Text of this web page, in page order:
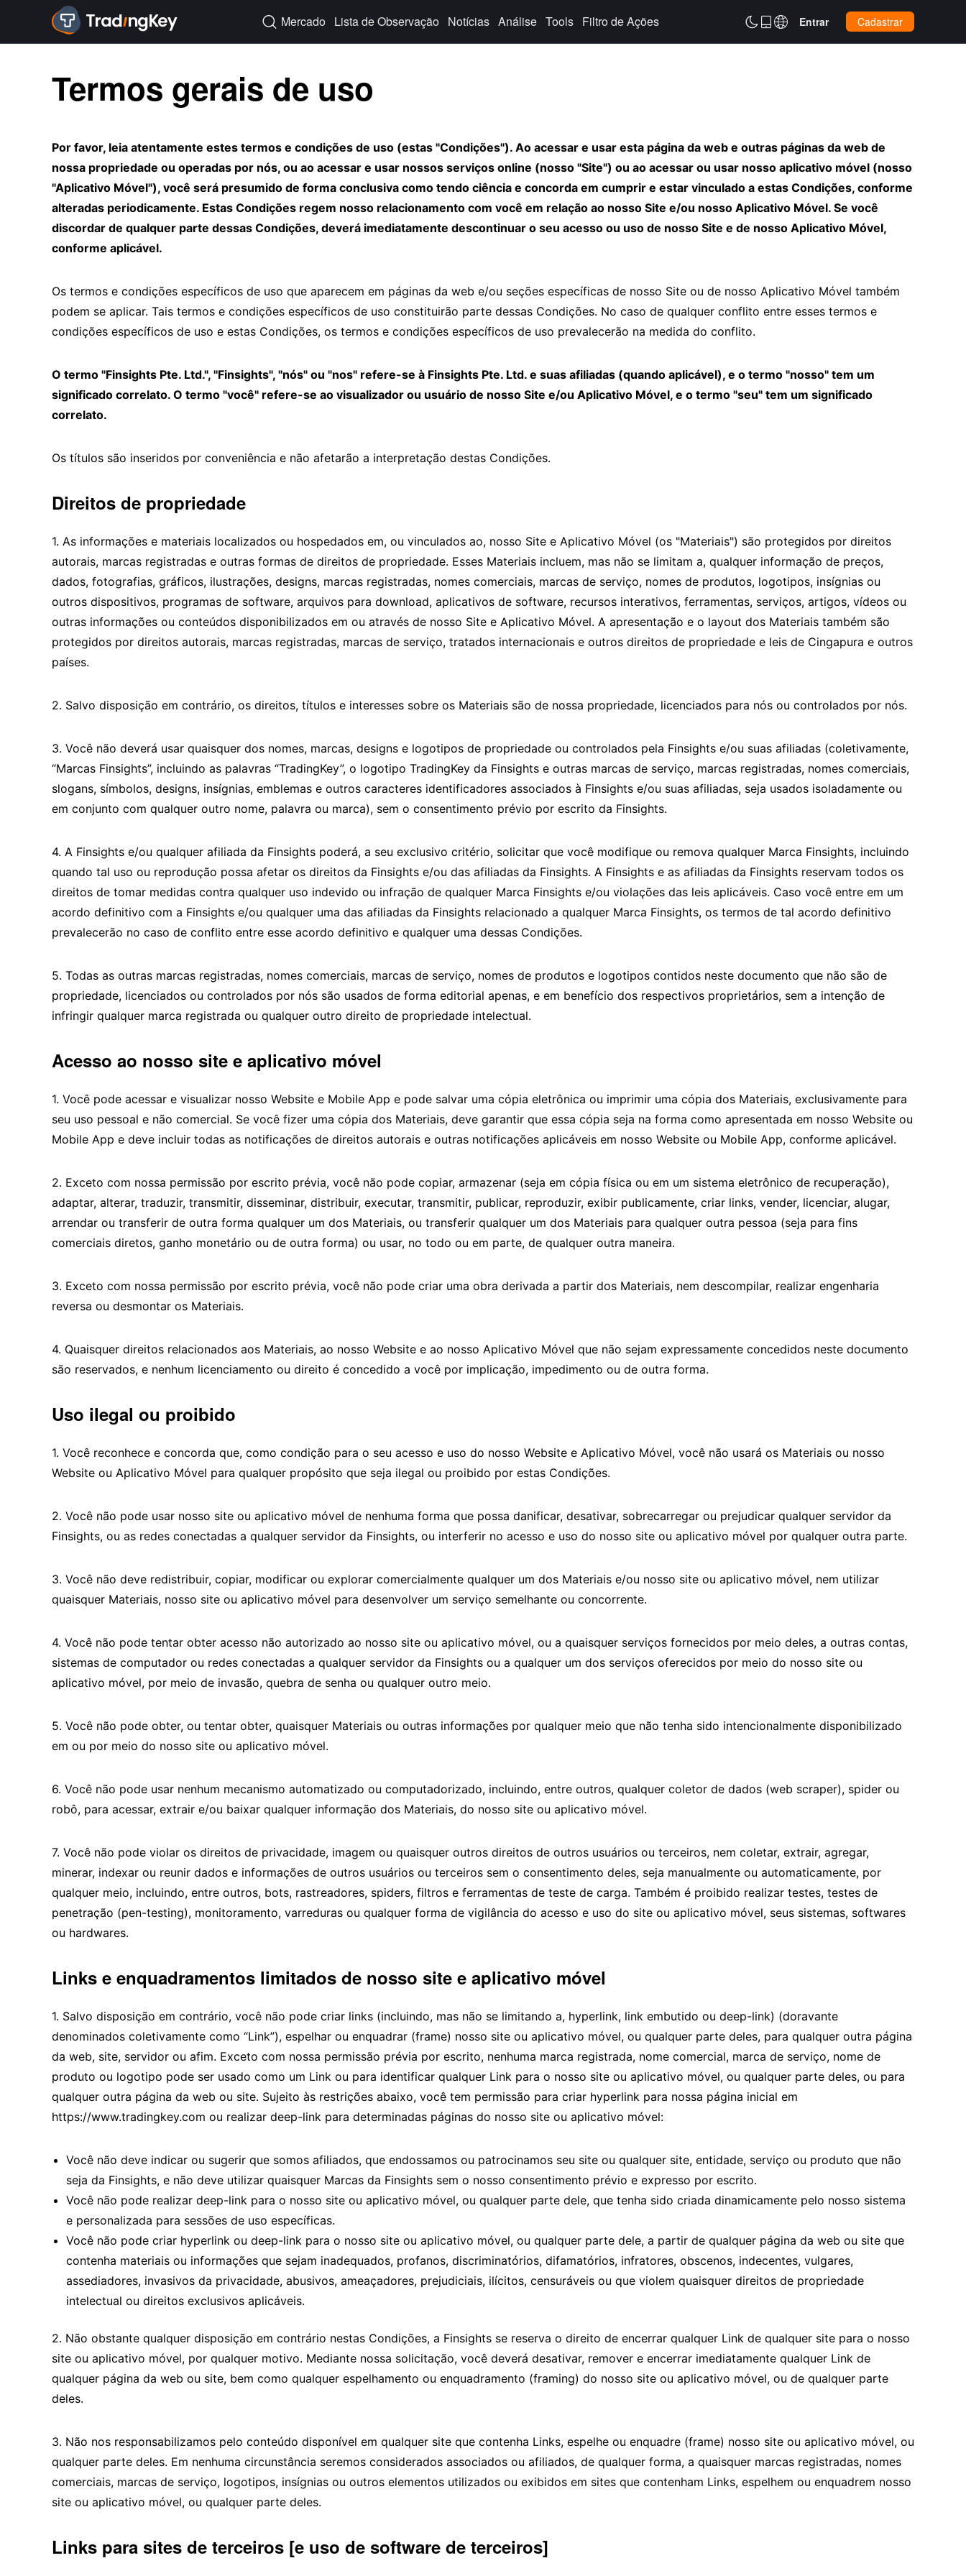
 Mercado Lista de Observação Notícias Análise Tools Filtro de Ações  Entrar Cadastrar
Termos gerais de uso
Por favor, leia atentamente estes termos e condições de uso (estas "Condições"). Ao acessar e usar esta página da web e outras páginas da web de
nossa propriedade ou operadas por nós, ou ao acessar e usar nossos serviços online (nosso "Site") ou ao acessar ou usar nosso aplicativo móvel (nosso
"Aplicativo Móvel"), você será presumido de forma conclusiva como tendo ciência e concorda em cumprir e estar vinculado a estas Condições, conforme
alteradas periodicamente. Estas Condições regem nosso relacionamento com você em relação ao nosso Site e/ou nosso Aplicativo Móvel. Se você
discordar de qualquer parte dessas Condições, deverá imediatamente descontinuar o seu acesso ou uso de nosso Site e de nosso Aplicativo Móvel,
conforme aplicável.
Os termos e condições específicos de uso que aparecem em páginas da web e/ou seções específicas de nosso Site ou de nosso Aplicativo Móvel também
podem se aplicar. Tais termos e condições específicos de uso constituirão parte dessas Condições. No caso de qualquer conflito entre esses termos e
condições específicos de uso e estas Condições, os termos e condições específicos de uso prevalecerão na medida do conflito.
O termo "Finsights Pte. Ltd.", "Finsights", "nós" ou "nos" refere-se à Finsights Pte. Ltd. e suas afiliadas (quando aplicável), e o termo "nosso" tem um
significado correlato. O termo "você" refere-se ao visualizador ou usuário de nosso Site e/ou Aplicativo Móvel, e o termo "seu" tem um significado
correlato.
Os títulos são inseridos por conveniência e não afetarão a interpretação destas Condições.
Direitos de propriedade
1. As informações e materiais localizados ou hospedados em, ou vinculados ao, nosso Site e Aplicativo Móvel (os "Materiais") são protegidos por direitos
autorais, marcas registradas e outras formas de direitos de propriedade. Esses Materiais incluem, mas não se limitam a, qualquer informação de preços,
dados, fotografias, gráficos, ilustrações, designs, marcas registradas, nomes comerciais, marcas de serviço, nomes de produtos, logotipos, insígnias ou
outros dispositivos, programas de software, arquivos para download, aplicativos de software, recursos interativos, ferramentas, serviços, artigos, vídeos ou
outras informações ou conteúdos disponibilizados em ou através de nosso Site e Aplicativo Móvel. A apresentação e o layout dos Materiais também são
protegidos por direitos autorais, marcas registradas, marcas de serviço, tratados internacionais e outros direitos de propriedade e leis de Cingapura e outros
países.
2. Salvo disposição em contrário, os direitos, títulos e interesses sobre os Materiais são de nossa propriedade, licenciados para nós ou controlados por nós.
3. Você não deverá usar quaisquer dos nomes, marcas, designs e logotipos de propriedade ou controlados pela Finsights e/ou suas afiliadas (coletivamente,
“Marcas Finsights”, incluindo as palavras “TradingKey”, o logotipo TradingKey da Finsights e outras marcas de serviço, marcas registradas, nomes comerciais,
slogans, símbolos, designs, insígnias, emblemas e outros caracteres identificadores associados à Finsights e/ou suas afiliadas, seja usados isoladamente ou
em conjunto com qualquer outro nome, palavra ou marca), sem o consentimento prévio por escrito da Finsights.
4. A Finsights e/ou qualquer afiliada da Finsights poderá, a seu exclusivo critério, solicitar que você modifique ou remova qualquer Marca Finsights, incluindo
quando tal uso ou reprodução possa afetar os direitos da Finsights e/ou das afiliadas da Finsights. A Finsights e as afiliadas da Finsights reservam todos os
direitos de tomar medidas contra qualquer uso indevido ou infração de qualquer Marca Finsights e/ou violações das leis aplicáveis. Caso você entre em um
acordo definitivo com a Finsights e/ou qualquer uma das afiliadas da Finsights relacionado a qualquer Marca Finsights, os termos de tal acordo definitivo
prevalecerão no caso de conflito entre esse acordo definitivo e qualquer uma dessas Condições.
5. Todas as outras marcas registradas, nomes comerciais, marcas de serviço, nomes de produtos e logotipos contidos neste documento que não são de
propriedade, licenciados ou controlados por nós são usados de forma editorial apenas, e em benefício dos respectivos proprietários, sem a intenção de
infringir qualquer marca registrada ou qualquer outro direito de propriedade intelectual.
Acesso ao nosso site e aplicativo móvel
1. Você pode acessar e visualizar nosso Website e Mobile App e pode salvar uma cópia eletrônica ou imprimir uma cópia dos Materiais, exclusivamente para
seu uso pessoal e não comercial. Se você fizer uma cópia dos Materiais, deve garantir que essa cópia seja na forma como apresentada em nosso Website ou
Mobile App e deve incluir todas as notificações de direitos autorais e outras notificações aplicáveis em nosso Website ou Mobile App, conforme aplicável.
2. Exceto com nossa permissão por escrito prévia, você não pode copiar, armazenar (seja em cópia física ou em um sistema eletrônico de recuperação),
adaptar, alterar, traduzir, transmitir, disseminar, distribuir, executar, transmitir, publicar, reproduzir, exibir publicamente, criar links, vender, licenciar, alugar,
arrendar ou transferir de outra forma qualquer um dos Materiais, ou transferir qualquer um dos Materiais para qualquer outra pessoa (seja para fins
comerciais diretos, ganho monetário ou de outra forma) ou usar, no todo ou em parte, de qualquer outra maneira.
3. Exceto com nossa permissão por escrito prévia, você não pode criar uma obra derivada a partir dos Materiais, nem descompilar, realizar engenharia
reversa ou desmontar os Materiais.
4. Quaisquer direitos relacionados aos Materiais, ao nosso Website e ao nosso Aplicativo Móvel que não sejam expressamente concedidos neste documento
são reservados, e nenhum licenciamento ou direito é concedido a você por implicação, impedimento ou de outra forma.
Uso ilegal ou proibido
1. Você reconhece e concorda que, como condição para o seu acesso e uso do nosso Website e Aplicativo Móvel, você não usará os Materiais ou nosso
Website ou Aplicativo Móvel para qualquer propósito que seja ilegal ou proibido por estas Condições.
2. Você não pode usar nosso site ou aplicativo móvel de nenhuma forma que possa danificar, desativar, sobrecarregar ou prejudicar qualquer servidor da
Finsights, ou as redes conectadas a qualquer servidor da Finsights, ou interferir no acesso e uso do nosso site ou aplicativo móvel por qualquer outra parte.
3. Você não deve redistribuir, copiar, modificar ou explorar comercialmente qualquer um dos Materiais e/ou nosso site ou aplicativo móvel, nem utilizar
quaisquer Materiais, nosso site ou aplicativo móvel para desenvolver um serviço semelhante ou concorrente.
4. Você não pode tentar obter acesso não autorizado ao nosso site ou aplicativo móvel, ou a quaisquer serviços fornecidos por meio deles, a outras contas,
sistemas de computador ou redes conectadas a qualquer servidor da Finsights ou a qualquer um dos serviços oferecidos por meio do nosso site ou
aplicativo móvel, por meio de invasão, quebra de senha ou qualquer outro meio.
5. Você não pode obter, ou tentar obter, quaisquer Materiais ou outras informações por qualquer meio que não tenha sido intencionalmente disponibilizado
em ou por meio do nosso site ou aplicativo móvel.
6. Você não pode usar nenhum mecanismo automatizado ou computadorizado, incluindo, entre outros, qualquer coletor de dados (web scraper), spider ou
robô, para acessar, extrair e/ou baixar qualquer informação dos Materiais, do nosso site ou aplicativo móvel.
7. Você não pode violar os direitos de privacidade, imagem ou quaisquer outros direitos de outros usuários ou terceiros, nem coletar, extrair, agregar,
minerar, indexar ou reunir dados e informações de outros usuários ou terceiros sem o consentimento deles, seja manualmente ou automaticamente, por
qualquer meio, incluindo, entre outros, bots, rastreadores, spiders, filtros e ferramentas de teste de carga. Também é proibido realizar testes, testes de
penetração (pen-testing), monitoramento, varreduras ou qualquer forma de vigilância do acesso e uso do site ou aplicativo móvel, seus sistemas, softwares
ou hardwares.
Links e enquadramentos limitados de nosso site e aplicativo móvel
1. Salvo disposição em contrário, você não pode criar links (incluindo, mas não se limitando a, hyperlink, link embutido ou deep-link) (doravante
denominados coletivamente como “Link”), espelhar ou enquadrar (frame) nosso site ou aplicativo móvel, ou qualquer parte deles, para qualquer outra página
da web, site, servidor ou afim. Exceto com nossa permissão prévia por escrito, nenhuma marca registrada, nome comercial, marca de serviço, nome de
produto ou logotipo pode ser usado como um Link ou para identificar qualquer Link para o nosso site ou aplicativo móvel, ou qualquer parte deles, ou para
qualquer outra página da web ou site. Sujeito às restrições abaixo, você tem permissão para criar hyperlink para nossa página inicial em
https://www.tradingkey.com ou realizar deep-link para determinadas páginas do nosso site ou aplicativo móvel:
Você não deve indicar ou sugerir que somos afiliados, que endossamos ou patrocinamos seu site ou qualquer site, entidade, serviço ou produto que não
seja da Finsights, e não deve utilizar quaisquer Marcas da Finsights sem o nosso consentimento prévio e expresso por escrito.
Você não pode realizar deep-link para o nosso site ou aplicativo móvel, ou qualquer parte dele, que tenha sido criada dinamicamente pelo nosso sistema
e personalizada para sessões de uso específicas.
Você não pode criar hyperlink ou deep-link para o nosso site ou aplicativo móvel, ou qualquer parte dele, a partir de qualquer página da web ou site que
contenha materiais ou informações que sejam inadequados, profanos, discriminatórios, difamatórios, infratores, obscenos, indecentes, vulgares,
assediadores, invasivos da privacidade, abusivos, ameaçadores, prejudiciais, ilícitos, censuráveis ou que violem quaisquer direitos de propriedade
intelectual ou direitos exclusivos aplicáveis.
2. Não obstante qualquer disposição em contrário nestas Condições, a Finsights se reserva o direito de encerrar qualquer Link de qualquer site para o nosso
site ou aplicativo móvel, por qualquer motivo. Mediante nossa solicitação, você deverá desativar, remover e encerrar imediatamente qualquer Link de
qualquer página da web ou site, bem como qualquer espelhamento ou enquadramento (framing) do nosso site ou aplicativo móvel, ou de qualquer parte
deles.
3. Não nos responsabilizamos pelo conteúdo disponível em qualquer site que contenha Links, espelhe ou enquadre (frame) nosso site ou aplicativo móvel, ou
qualquer parte deles. Em nenhuma circunstância seremos considerados associados ou afiliados, de qualquer forma, a quaisquer marcas registradas, nomes
comerciais, marcas de serviço, logotipos, insígnias ou outros elementos utilizados ou exibidos em sites que contenham Links, espelhem ou enquadrem nosso
site ou aplicativo móvel, ou qualquer parte deles.
Links para sites de terceiros [e uso de software de terceiros]